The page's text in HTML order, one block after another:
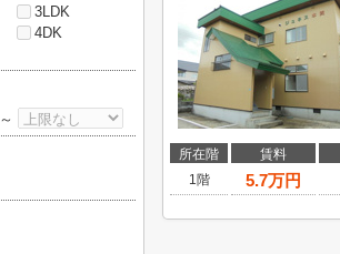
所在階 賃料
1階
5.7万円
3LDK
4DK
～